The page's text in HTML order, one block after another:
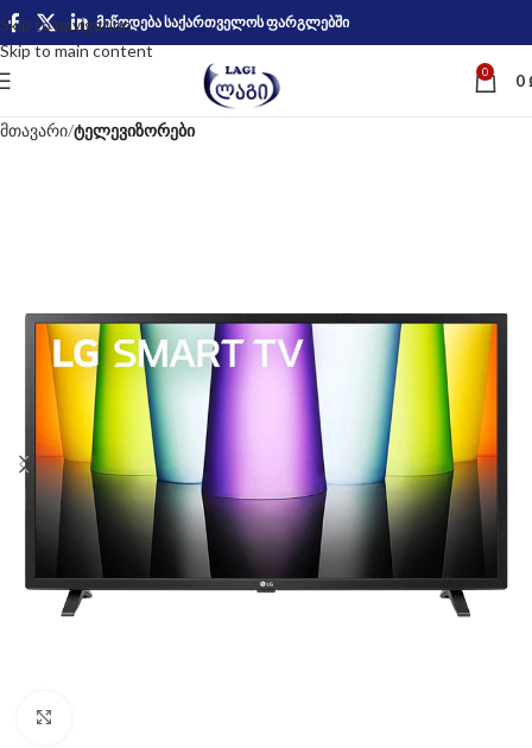
Skip to navigation
Skip to main content
მიწოდება საქართველოს ფარგლებში
0 0
მთავარი ტელევიზორები